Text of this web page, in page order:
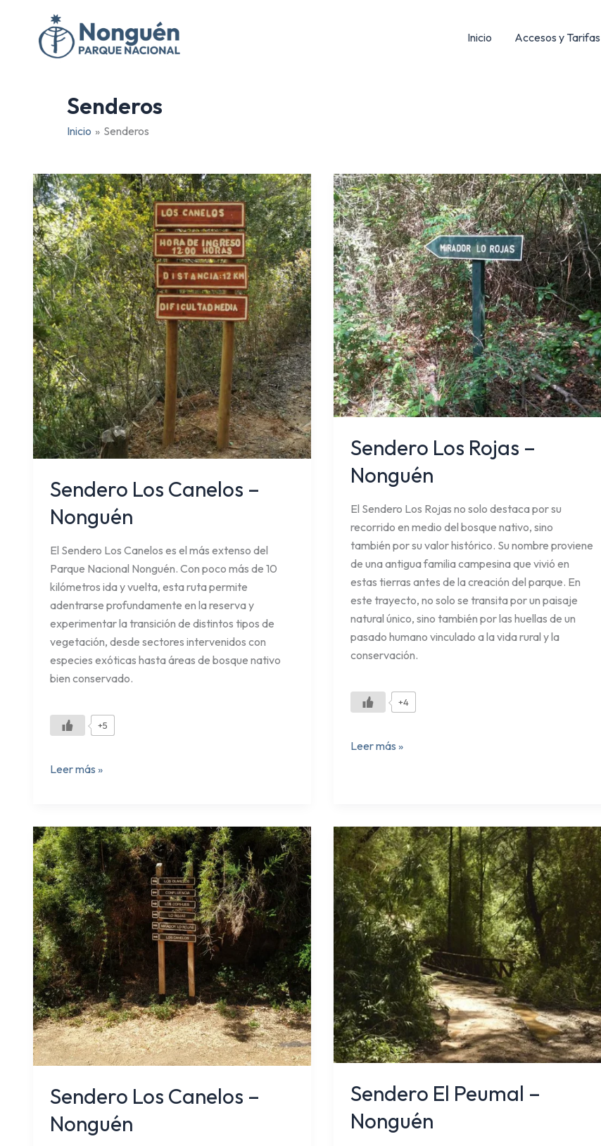
contenido
Inicio Accesos y Tarifas
Senderos
Inicio Senderos
Sendero Los Canelos –
Nonguén
El Sendero Los Canelos es el más extenso del
Parque Nacional Nonguén. Con poco más de 10
kilómetros ida y vuelta, esta ruta permite
adentrarse profundamente en la reserva y
experimentar la transición de distintos tipos de
vegetación, desde sectores intervenidos con
especies exóticas hasta áreas de bosque nativo
bien conservado.
+5
Sendero
Los
Canelos
–
Nonguén
Leer más »
Sendero Los Rojas –
Nonguén
El Sendero Los Rojas no solo destaca por su
recorrido en medio del bosque nativo, sino
también por su valor histórico. Su nombre proviene
de una antigua familia campesina que vivió en
estas tierras antes de la creación del parque. En
este trayecto, no solo se transita por un paisaje
natural único, sino también por las huellas de un
pasado humano vinculado a la vida rural y la
conservación.
+4
Sendero
Los
Rojas
–
Nonguén
Leer más »
Sendero Los Canelos –
Nonguén
Sendero
Los
Canelos
–
Nonguén
Sendero El Peumal –
Nonguén
Sendero
El
Peumal
–
Nonguén